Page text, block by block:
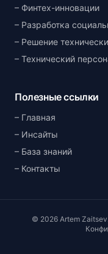
Финтех-инновации
Разработка
Решение
Технический
Полезные ссылки
Главная
Инсайты
База знаний
Контакты
© 2026 Artem Zaitsev